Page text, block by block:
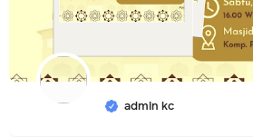
admin kc